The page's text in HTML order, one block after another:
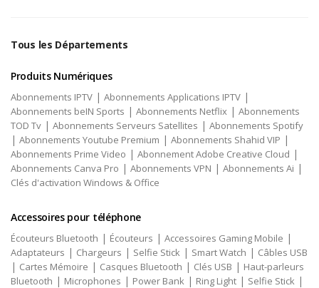
Tous les Départements
Produits Numériques
Abonnements IPTV | Abonnements Applications IPTV |
Abonnements beIN Sports | Abonnements Netflix | Abonnements
TOD Tv | Abonnements Serveurs Satellites | Abonnements Spotify
| Abonnements Youtube Premium | Abonnements Shahid VIP |
Abonnements Prime Video | Abonnement Adobe Creative Cloud |
Abonnements Canva Pro | Abonnements VPN | Abonnements Ai |
Clés d'activation Windows & Office
Accessoires pour téléphone
Écouteurs Bluetooth | Écouteurs | Accessoires Gaming Mobile |
Adaptateurs | Chargeurs | Selfie Stick | Smart Watch | Câbles USB
| Cartes Mémoire | Casques Bluetooth | Clés USB | Haut-parleurs
Bluetooth | Microphones | Power Bank | Ring Light | Selfie Stick |